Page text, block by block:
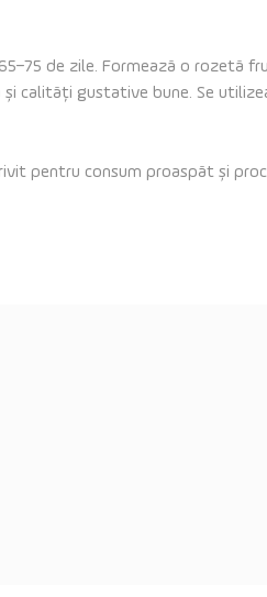
de zile. Formează o rozetă
calități gustative bune. Se
pentru consum proaspăt și